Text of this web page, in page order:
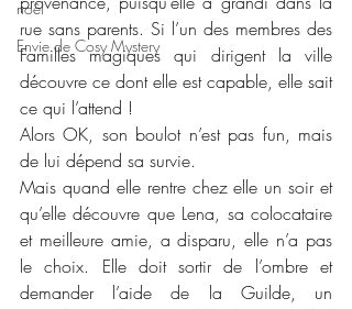
noêl
Envie de Cosy Mystery
rue sans parents. Si l’un des membres des
Familles magiques qui dirigent la ville
découvre ce dont elle est capable, elle sait
ce qui l’attend !
Alors OK, son boulot n’est pas fun, mais
de lui dépend sa survie.
Mais quand elle rentre chez elle un soir et
qu’elle découvre que Lena, sa colocataire
et meilleure amie, a disparu, elle n’a pas
le choix. Elle doit sortir de l’ombre et
demander l’aide de la Guilde, un